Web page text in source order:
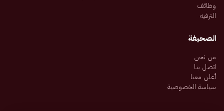
وظائف
الترفيه
الصحيفة
من نحن
اتصل بنا
أعلن معنا
سياسة الخصوصية